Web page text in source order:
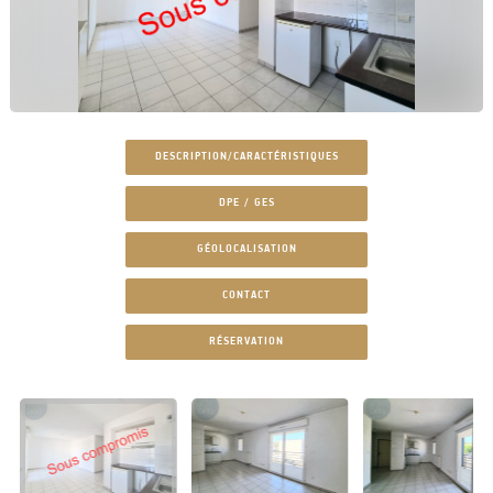
DESCRIPTION/CARACTÉRISTIQUES
DPE / GES
GÉOLOCALISATION
CONTACT
RÉSERVATION